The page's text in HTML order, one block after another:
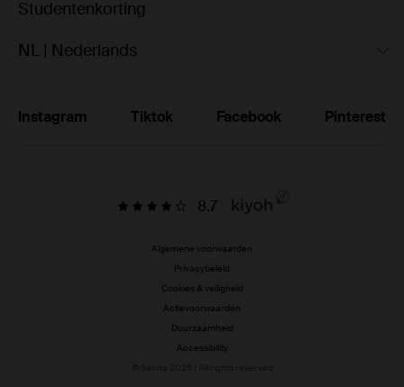
Studentenkorting
NL | Nederlands
Instagram Tiktok Facebook Pinterest
8.7
Algemene voorwaarden
Privacybeleid
Cookies & veiligheid
Actievoorwaarden
Duurzaamheid
Accessibility